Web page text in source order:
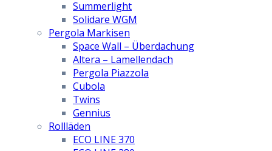
Summerlight
Solidare WGM
Pergola Markisen
Space Wall – Überdachung
Altera – Lamellendach
Pergola Piazzola
Cubola
Twins
Gennius
Rollläden
ECO LINE 370